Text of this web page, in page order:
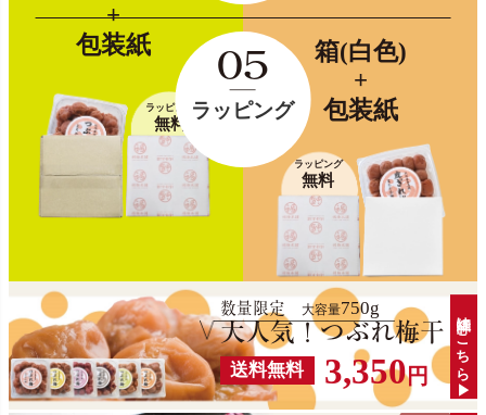
+
包装紙
ラッピング
無料
05
ラッピング
箱(白色)
+
包装紙
ラッピング
無料
数量限定 大容量750g
大人気！つぶれ梅干
送料無料 3,350円 詳細はこちら▶